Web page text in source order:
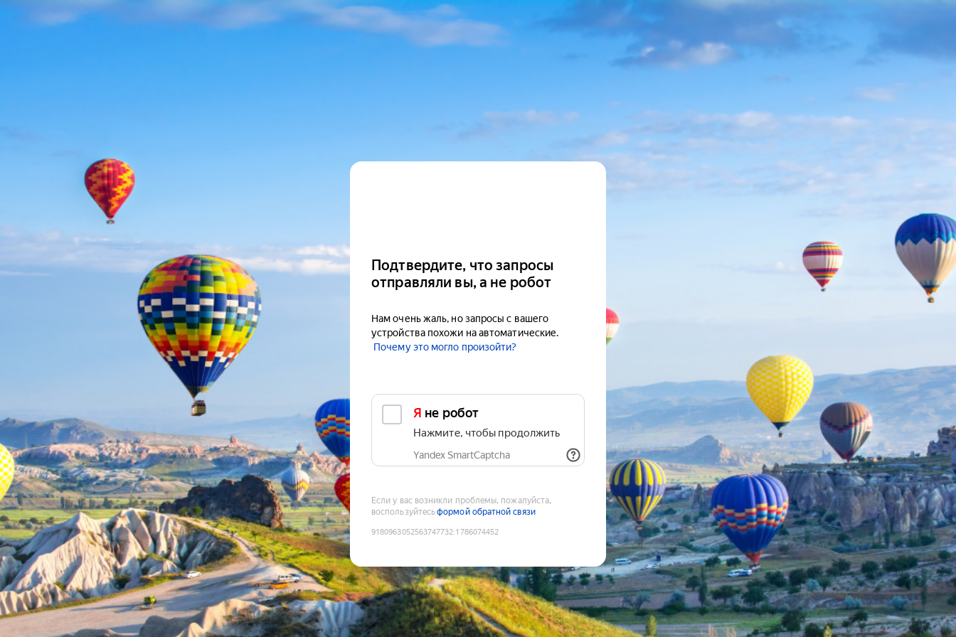
Подтвердите, что запросы
отправляли вы, а не робот
Нам очень жаль, но запросы с вашего
устройства похожи на автоматические.
Почему это могло произойти?
Я не робот
Нажмите, чтобы продолжить
Yandex SmartCaptcha
Если у вас возникли проблемы, пожалуйста,
воспользуйтесьформой обратной связи
9180963052563747732:1786074452